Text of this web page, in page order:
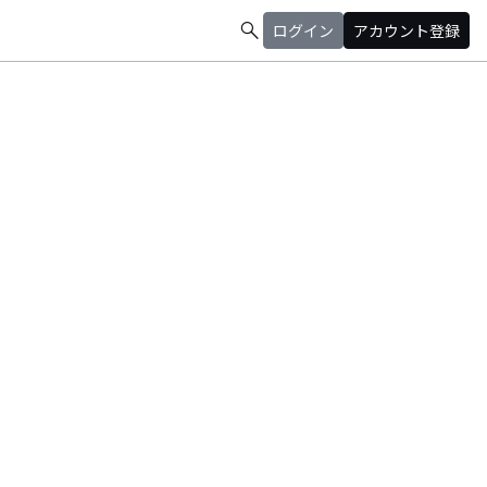
search ログイン アカウント登録